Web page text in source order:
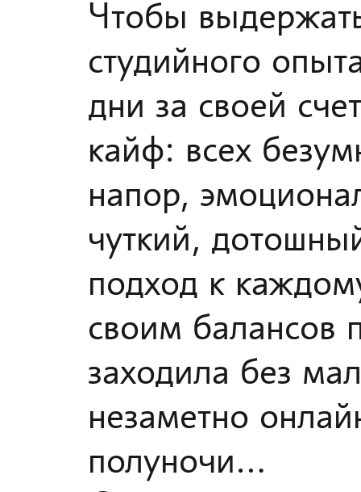
Чтобы
студийного
дни за своей
кайф: всех
напор,
чуткий,
подход к
своим балансов
заходила без
незаметно
полуночи…